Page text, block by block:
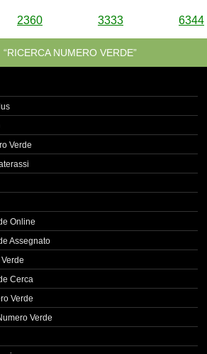
2360 3333 6344
“RICERCA NUMERO VERDE”
Verde
Online
Assegnato
Cerca
Verde
Verde